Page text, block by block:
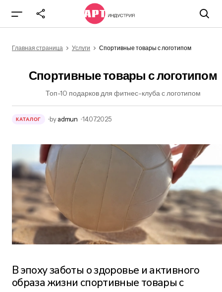
Главная страница Услуги Спортивные товары с логотипом
Спортивные товары с логотипом
Топ-10 подарков для фитнес-клуба с логотипом
КАТАЛОГ by admun 14.07.2025
В эпоху заботы о здоровье и активного
образа жизни спортивные товары с